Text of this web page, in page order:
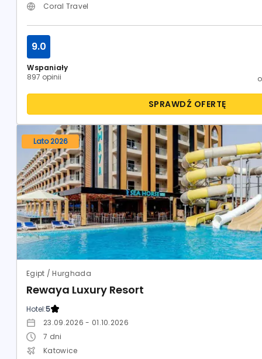
Coral Travel
Wspaniały
897 opinii
9.0
SPRAWDŹ OFERTĘ
Lato 2026
Egipt / Hurghada
Rewaya Luxury Resort
Hotel:5
23.09.2026 - 01.10.2026
7 dni
Katowice